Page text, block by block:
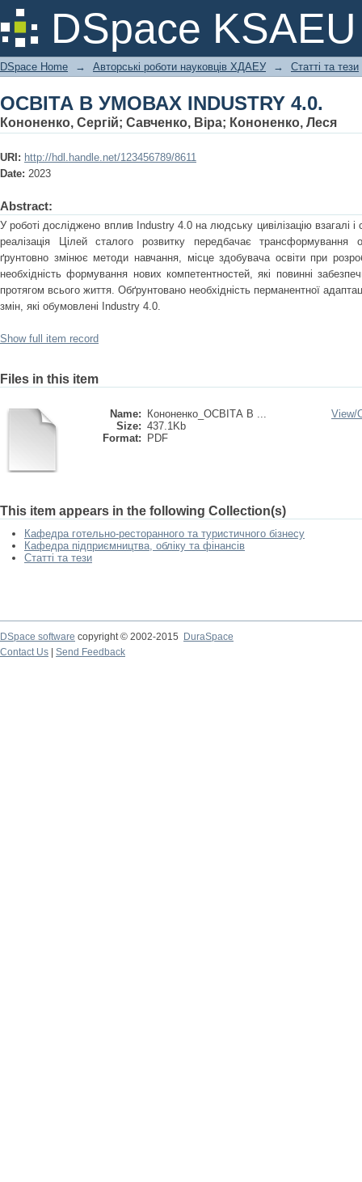
DSpace KSAEU
ОСВІТА В УМОВАХ INDUSTRY 4.0.
DSpace Home → Авторські роботи науковців ХДАЕУ → Статті та тези
ОСВІТА В УМОВАХ INDUSTRY 4.0.
Кононенко, Сергій; Савченко, Віра; Кононенко, Леся
URI: http://hdl.handle.net/123456789/8611
Date: 2023
Abstract:
У роботі досліджено вплив Industry 4.0 на людську цивілізацію взагалі
реалізація Цілей сталого розвитку передбачає трансформування
ґрунтовно змінює методи навчання, місце здобувача освіти при
необхідність формування нових компетентностей, які повинні
протягом всього життя. Обґрунтовано необхідність перманентної
змін, які обумовлені Industry 4.0.
Show full item record
Files in this item
Name:
Кононенко_ОСВІТА В ...
Size: 437.1Kb
Format:
PDF
View/
This item appears in the following Collection(s)
Кафедра готельно-ресторанного та туристичного бізнесу
Кафедра підприємництва, обліку та фінансів
Статті та тези
DSpace software copyright © 2002-2015
DuraSpace
Contact Us
Send Feedback